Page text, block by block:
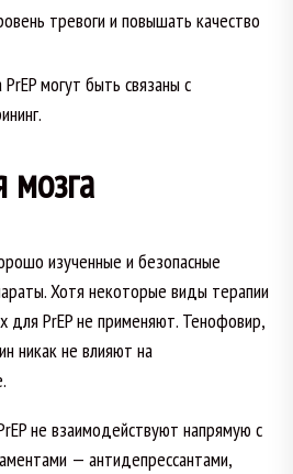
тревоги и повышать качество
могут быть связаны с
мозга
изученные и безопасные
Хотя некоторые виды терапии
для PrEP не применяют. Тенофовир,
никак не влияют на
не взаимодействуют напрямую с
— антидепрессантами,